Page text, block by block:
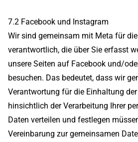
7.2 Facebook und Instagram
Wir sind gemeinsam mit Meta für
verantwortlich, die über Sie erfasst
unsere Seiten auf Facebook und/
besuchen. Das bedeutet, dass wir
Verantwortung für die Einhaltung
hinsichtlich der Verarbeitung Ihrer
Daten verteilen und festlegen
Vereinbarung zur gemeinsamen